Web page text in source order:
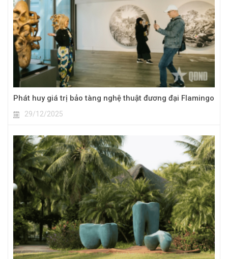
Phát huy giá trị bảo tàng nghệ thuật đương đại Flamingo
29/12/2025